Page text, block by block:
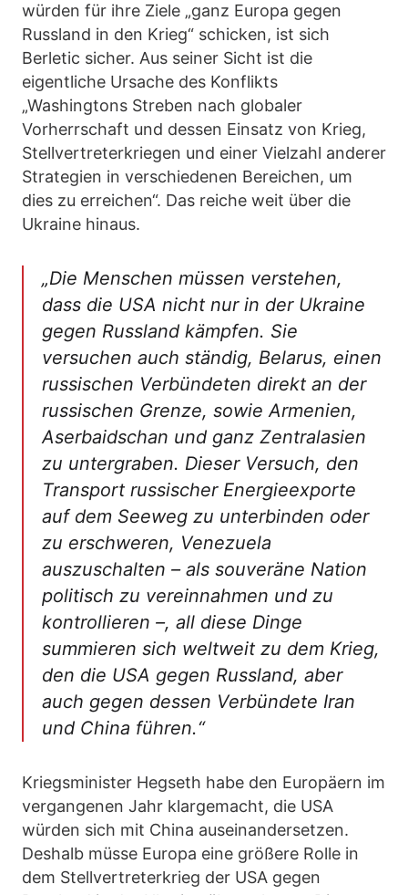
würden für ihre Ziele „ganz Europa gegen
Russland in den Krieg“ schicken, ist sich
Berletic sicher. Aus seiner Sicht ist die
eigentliche Ursache des Konflikts
„Washingtons Streben nach globaler
Vorherrschaft und dessen Einsatz von Krieg,
Stellvertreterkriegen und einer Vielzahl anderer
Strategien in verschiedenen Bereichen, um
dies zu erreichen“. Das reiche weit über die
Ukraine hinaus.
„Die Menschen müssen verstehen,
dass die USA nicht nur in der Ukraine
gegen Russland kämpfen. Sie
versuchen auch ständig, Belarus, einen
russischen Verbündeten direkt an der
russischen Grenze, sowie Armenien,
Aserbaidschan und ganz Zentralasien
zu untergraben. Dieser Versuch, den
Transport russischer Energieexporte
auf dem Seeweg zu unterbinden oder
zu erschweren, Venezuela
auszuschalten – als souveräne Nation
politisch zu vereinnahmen und zu
kontrollieren –, all diese Dinge
summieren sich weltweit zu dem Krieg,
den die USA gegen Russland, aber
auch gegen dessen Verbündete Iran
und China führen.“
Kriegsminister Hegseth habe den Europäern im
vergangenen Jahr klargemacht, die USA
würden sich mit China auseinandersetzen.
Deshalb müsse Europa eine größere Rolle in
dem Stellvertreterkrieg der USA gegen